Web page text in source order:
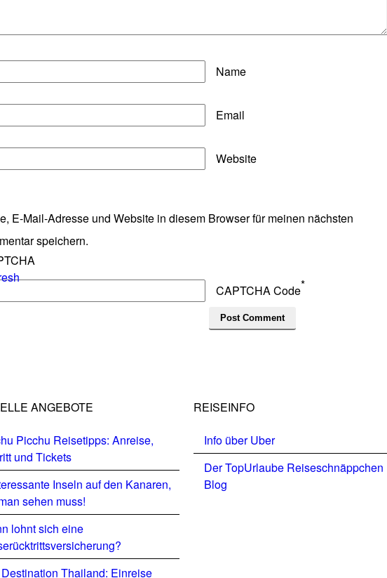
Name
Email
Website
E-Mail-Adresse und Website in diesem Browser für meinen nächsten
speichern.
CAPTCHA Code*
ANGEBOTE
Picchu Reisetipps: Anreise,
und Tickets
Inseln auf den Kanaren,
sehen muss!
lohnt sich eine
Thailand: Einreise
REISEINFO
Info über Uber
Der TopUrlaube Reiseschnäppchen
Blog